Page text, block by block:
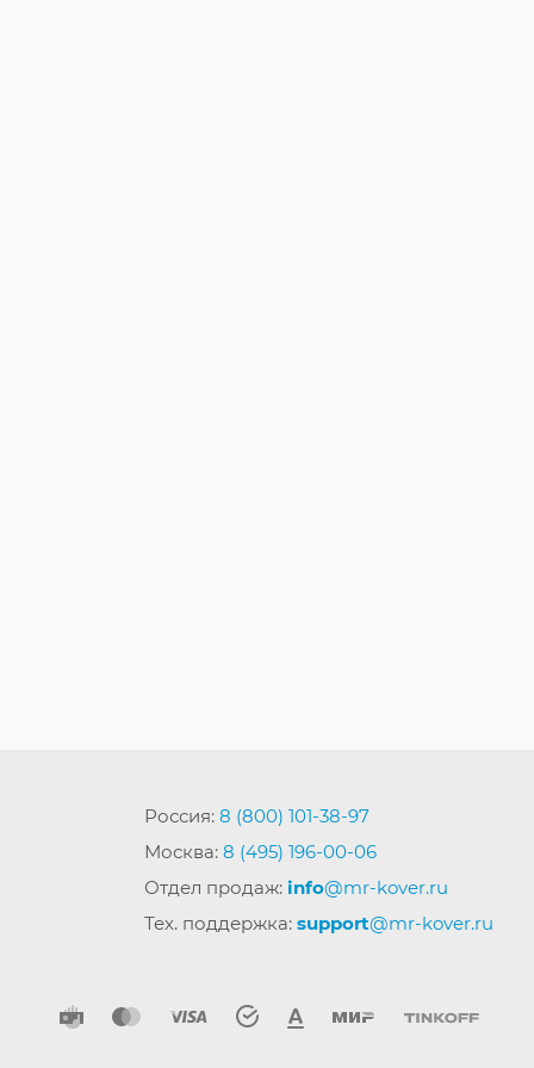
Россия: 8 (800) 101-38-97
Москва: 8 (495) 196-00-06
Отдел продаж: info@mr-kover.ru
Тех. поддержка: support@mr-kover.ru